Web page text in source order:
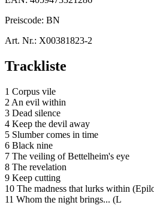
Preiscode: BN
Art. Nr.: X00381823-2
Trackliste
1 Corpus vile
2 An evil within
3 Dead silence
4 Keep the devil away
5 Slumber comes in time
6 Black nine
7 The veiling of Bettelheim's eye
8 The revelation
9 Keep cutting
10 The madness that lurks within
11 Whom the night brings... (L